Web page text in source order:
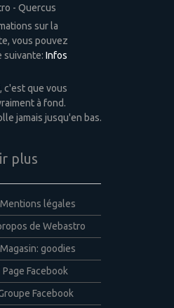
- Quercus
sur la
vous pouvez
suivante: Infos
c'est que vous
à fond.
jamais jusqu'en bas.
plus
Mentions légales
de Webastro
Magasin: goodies
Page Facebook
Facebook